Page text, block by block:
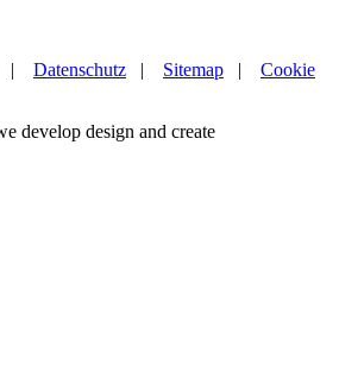
| Datenschutz | Sitemap | Cookie
develop design and create